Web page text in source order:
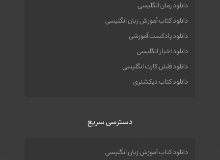
دانلود رمان انگلیسی
دانلود کتاب آموزش زبان انگلیسی
دانلود پادکست آموزشی
دانلود اخبار انگلیسی
دانلود فلش کارت انگلیسی
دانلود کتاب دیکشنری
دسترسی سریع
دانلود کتاب آموزش زبان انگلیسی